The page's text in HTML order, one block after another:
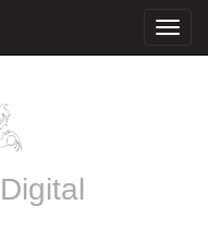
Digital